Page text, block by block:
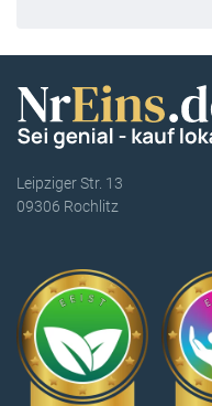
Leipziger Str. 13
09306 Rochlitz